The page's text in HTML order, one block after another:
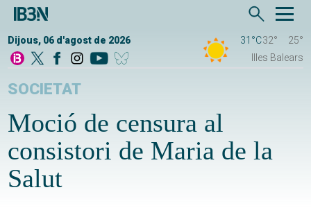
Dijous, 06 d'agost de 2026 31°C32°
25°
Illes Balears
SOCIETAT
Moció de censura al
consistori de Maria de la
Salut